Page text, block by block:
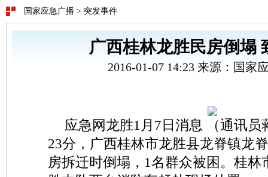
国家应急广播 > 突发事件
广西桂林龙胜民房倒塌
2016-01-07 14:23 来源：国家
应急网龙胜1月7日消息 （通讯员
23分，广西桂林市龙胜县龙脊镇龙
房拆迁时倒塌，1名群众被困。桂林